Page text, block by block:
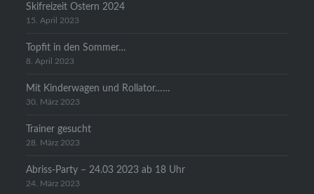
Skifreizeit Ostern 2024
15. April 2023
Topfit in den Sommer…
8. April 2023
Mit Kinderwagen und Rollator……
30. März 2023
Trainer gesucht
28. März 2023
Abriss-Party – 24.03 2023 ab 18 Uhr
24. März 2023